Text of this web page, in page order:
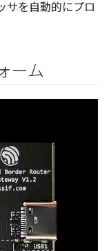
サを自動的にプロ
ーム